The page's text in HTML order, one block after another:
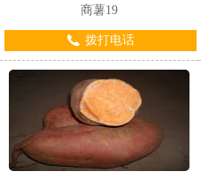
商薯19
拨打电话